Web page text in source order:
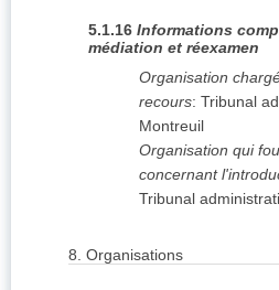
5.1.16 Informations
médiation et réexamen
Organisation
recours: Tribunal
Montreuil
Organisation qui
concernant
Tribunal
8. Organisations